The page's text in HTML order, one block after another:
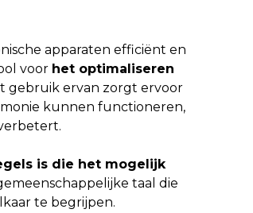
apparaten efficiënt en
voor het optimaliseren
gebruik ervan zorgt ervoor
kunnen functioneren,
is die het mogelijk
taal die
te begrijpen.